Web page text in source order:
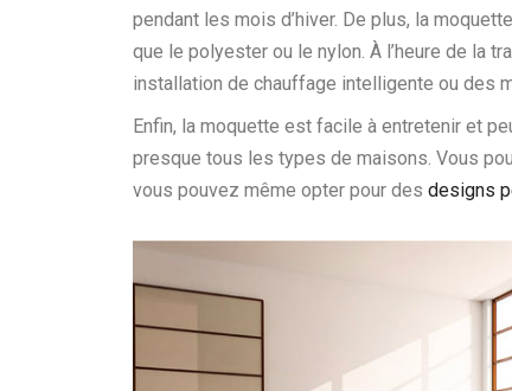
pendant les mois d’hiver. De plus, la
que le polyester ou le nylon. À l’heure de la
installation de chauffage intelligente ou des
Enfin, la moquette est facile à entretenir et
presque tous les types de maisons. Vous
vous pouvez même opter pour des designs